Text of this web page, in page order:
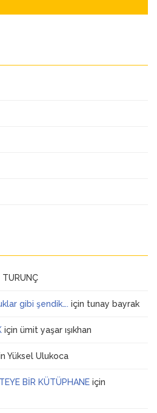
TURUNÇ
gibi şendik…. için tunay bayrak
için ümit yaşar ışıkhan
Yüksel Ulukoca
BİR KÜTÜPHANE için